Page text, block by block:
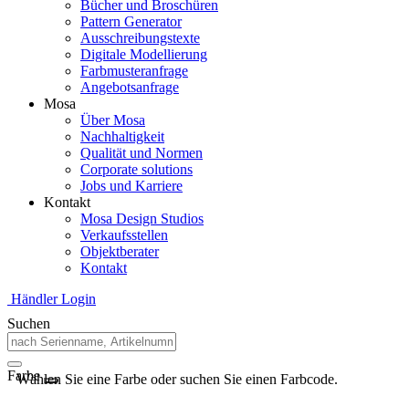
Bücher und Broschüren
Pattern Generator
Ausschreibungstexte
Digitale Modellierung
Farbmusteranfrage
Angebotsanfrage
Mosa
Über Mosa
Nachhaltigkeit
Qualität und Normen
Corporate solutions
Jobs und Karriere
Kontakt
Mosa Design Studios
Verkaufsstellen
Objektberater
Kontakt
Händler Login
Suchen
Farbe
Wählen Sie eine Farbe oder suchen Sie einen Farbcode.